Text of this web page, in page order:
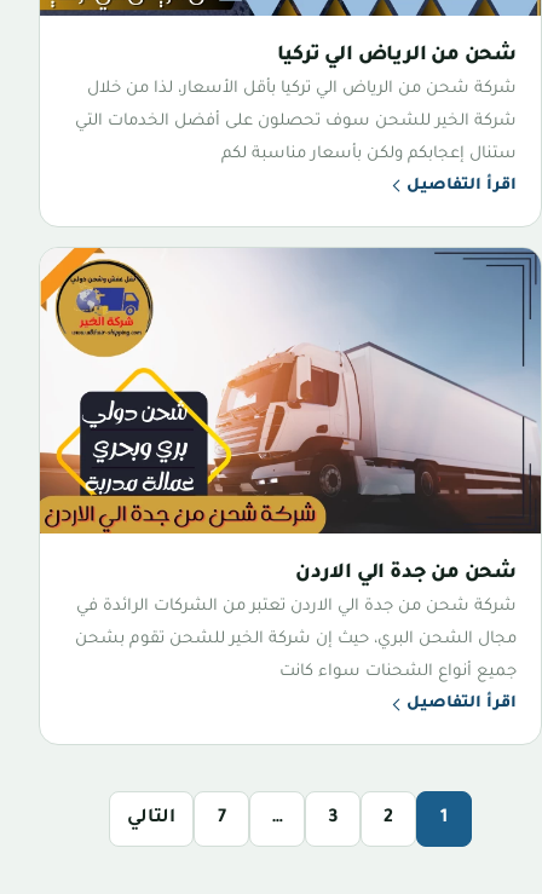
شحن من الرياض الي تركيا
شركة شحن من الرياض الي تركيا بأقل الأسعار، لذا من خلال
شركة الخير للشحن سوف تحصلون على أفضل الخدمات التي
ستنال إعجابكم ولكن بأسعار مناسبة لكم
اقرأ التفاصيل
شحن من جدة الي الاردن
شركة شحن من جدة الي الاردن تعتبر من الشركات الرائدة في
مجال الشحن البري، حيث إن شركة الخير للشحن تقوم بشحن
جميع أنواع الشحنات سواء كانت
اقرأ التفاصيل
1
2
3
…
7 التالي